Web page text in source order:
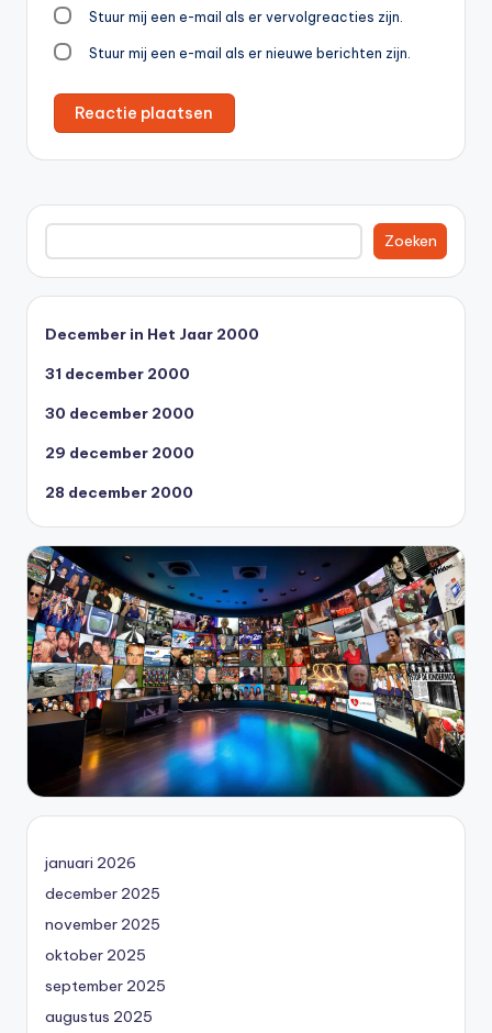
Stuur mij een e-mail als er vervolgreacties zijn.
Stuur mij een e-mail als er nieuwe berichten zijn.
Zoeken
Zoeken
December in Het Jaar 2000
31 december 2000
30 december 2000
29 december 2000
28 december 2000
januari 2026
december 2025
november 2025
oktober 2025
september 2025
augustus 2025